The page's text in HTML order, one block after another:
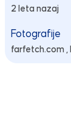
2 leta nazaj
Fotografije
farfetch.com ,